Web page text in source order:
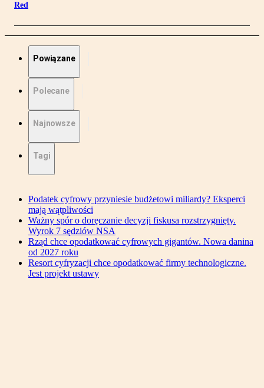
Red
Powiązane
Polecane
Najnowsze
Tagi
Podatek cyfrowy przyniesie budżetowi miliardy? Eksperci
mają wątpliwości
Ważny spór o doręczanie decyzji fiskusa rozstrzygnięty.
Wyrok 7 sędziów NSA
Rząd chce opodatkować cyfrowych gigantów. Nowa danina
od 2027 roku
Resort cyfryzacji chce opodatkować firmy technologiczne.
Jest projekt ustawy